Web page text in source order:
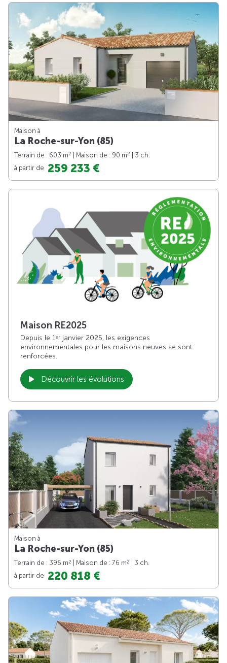
Maison à
La Roche-sur-Yon (85)
Terrain de : 603 m2 | Maison de : 90 m2
| 3 ch.
à partir de 259 233 €
Maison RE2025
Depuis le 1er janvier 2025, les exigences
environnementales pour les maisons neuves se sont
renforcées.
Découvrir les évolutions
Maison à
La Roche-sur-Yon (85)
Terrain de : 396 m2 | Maison de : 76 m2
| 3 ch.
à partir de 220 818 €